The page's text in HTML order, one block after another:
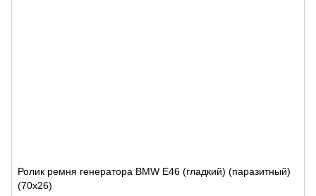
Ролик ремня генератора BMW E46 (гладкий) (паразитный)
(70x26)